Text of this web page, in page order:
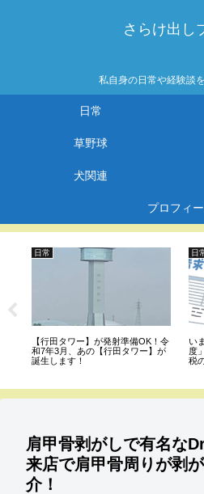
さらけ出し
私自身の日常や経験談
日常
草野球
犬関連
プロフィ
日常
【行田タワー】が発射準備OK！令
和7年3月、あの【行田タワー】が
誕生します！
日
い
度
税
肩甲骨剥がしで有名な
来店で肩甲骨周りが剥
介！